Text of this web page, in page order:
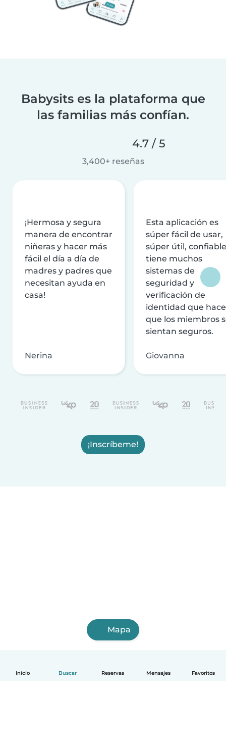
Inicio Buscar Reservas Mensajes Favoritos
Babysits es la plataforma que
las familias más confían.
4.7 / 5
3,400+ reseñas
¡Hermosa y segura
manera de encontrar
niñeras y hacer más
fácil el día a día de
madres y padres que
necesitan ayuda en
casa!
Nerina
Esta aplicación es
súper fácil de usar,
súper útil,
tiene muchos
sistemas de
seguridad y
verificación de
identidad que
que los miembros
sientan seguros.
Giovanna
¡Inscríbeme!
Mapa